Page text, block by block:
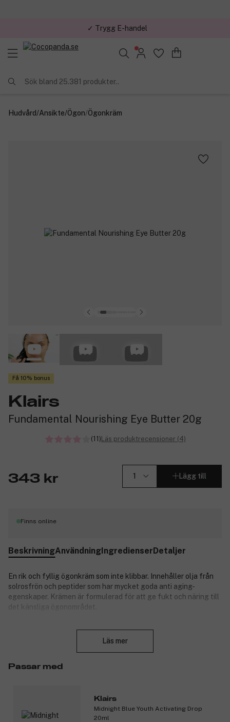
✓ Trygg E-handel
Sök bland 25.381 produkter..
Hudvård/Ansikte/Ögon/Ögonkräm
Få 10% bonus
Klairs
Fundamental Nourishing Eye Butter 20g
(11)Läs produktrecensioner (4)
343 kr Lägg till
Finns online
BeskrivningAnvändningIngredienserDetaljer
En rik och fyllig ögonkräm som inte klibbar. Innehåller olja från
solrosfrön och peptider som har mycket goda anti aging-
egenskaper. Krämen är formulerad för att ge fukt och näring till
det känsliga ögonområdet.
Läs mer
Passar med
Klairs
Midnight Blue Youth Activating Drop
20ml